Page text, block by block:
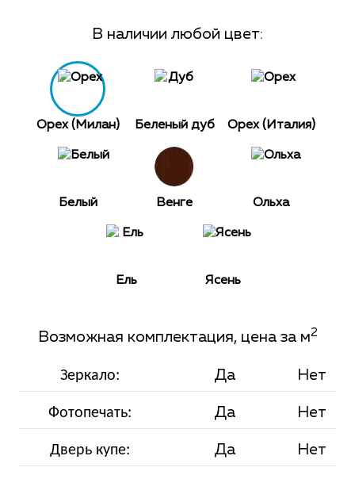
В наличии любой цвет:
Орех (Милан) Беленый дуб Орех (Италия)
Белый Венге Ольха
Ель Ясень
Возможная комплектация, цена за м2
Зеркало: Да Нет
Фотопечать: Да Нет
Дверь купе: Да Нет